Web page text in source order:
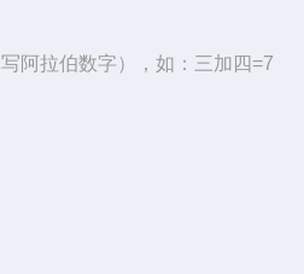
阿拉伯数字），如：三加四=7